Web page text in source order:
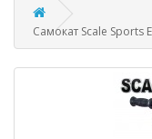
Самокат Scale Sports